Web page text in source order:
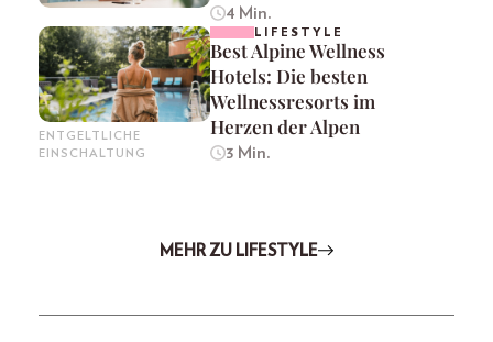
4 Min.
ENTGELTLICHE
EINSCHALTUNG
LIFESTYLE
Best Alpine Wellness
Hotels: Die besten
Wellnessresorts im
Herzen der Alpen
3 Min.
MEHR ZU LIFESTYLE